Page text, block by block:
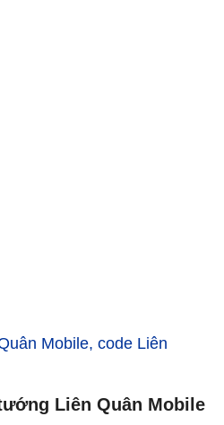
Mobile, code Liên
Liên Quân Mobile